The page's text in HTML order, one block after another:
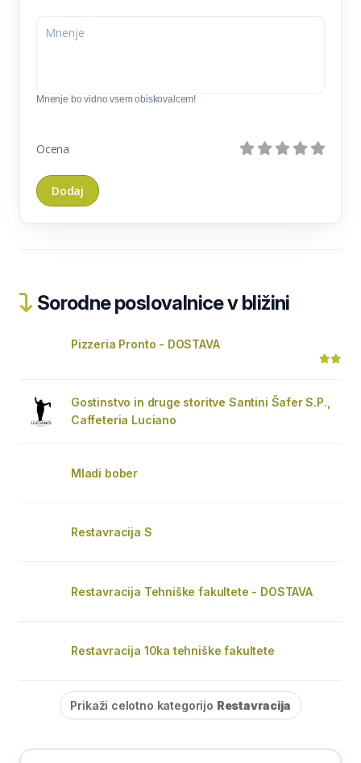
Mnenje bo vidno vsem obiskovalcem!
Ocena
Sorodne poslovalnice v bližini
Pizzeria Pronto - DOSTAVA
Gostinstvo in druge storitve Santini Šafer S.P.,
Caffeteria Luciano
Mladi bober
Restavracija S
Restavracija Tehniške fakultete - DOSTAVA
Restavracija 10ka tehniške fakultete
Prikaži celotno kategorijo Restavracija